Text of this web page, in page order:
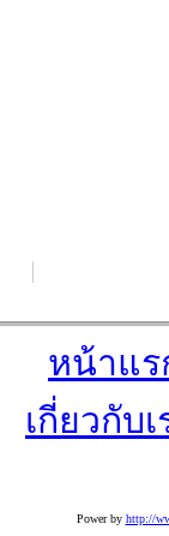
หน้าแร
เกี่ยวกับเ
Power by http://